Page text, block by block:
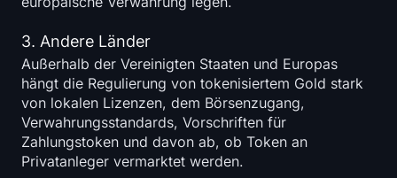
3. Andere Länder
Außerhalb der Vereinigten Staaten und Europas
hängt die Regulierung von tokenisiertem Gold stark
von lokalen Lizenzen, dem Börsenzugang,
Verwahrungsstandards, Vorschriften für
Zahlungstoken und davon ab, ob Token an
Privatanleger vermarktet werden.